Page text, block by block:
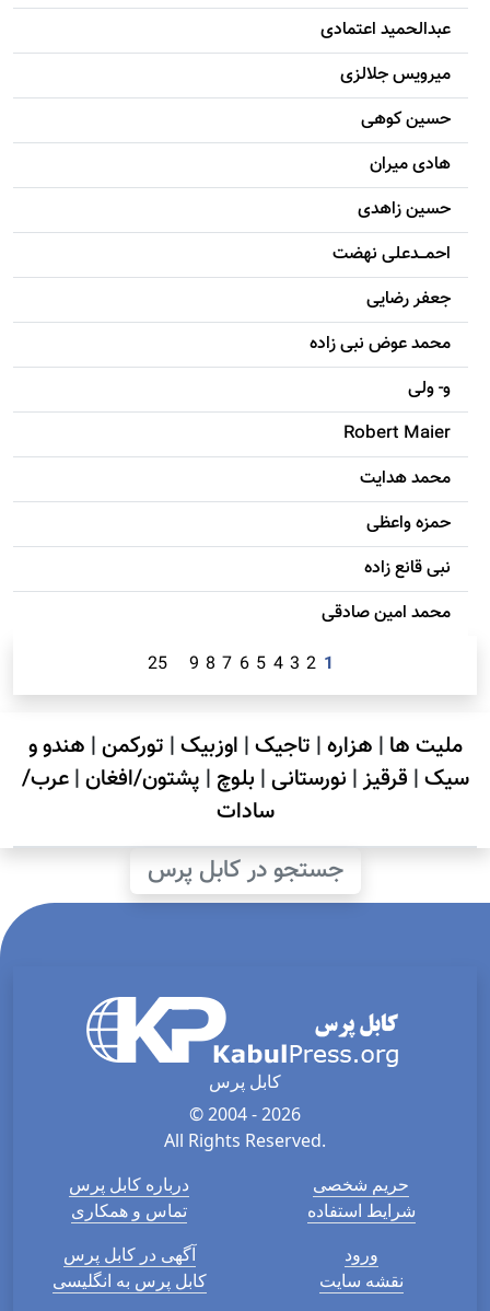
عبدالحمید اعتمادی
میرویس جلالزی
حسين کوهی
هادی ميران
حسين زاهدی
احمـــدعلی نهضت
جعفر رضایی
محمد عوض نبی زاده
و- ولی
Robert Maier
محمد هدایت
حمزه واعظی
نبی قانع زاده
محمد امين صادقی
1
2
3
4
5
6
7
8
9
25
ملیت ها | هزاره| تاجیک| اوزبیک| تورکمن| هندو و
سیک| قرقیز| نورستانی| بلوچ | پشتون/افغان|عرب/
سادات
جستجو در کابل پرس
کابل پرس
© 2004 - 2026
All Rights Reserved.
درباره کابل پرس
تماس و همکاری
حریم شخصی
شرایط استفاده
آگهی در کابل پرس
کابل پرس به انگلیسی
ورود
نقشه سایت